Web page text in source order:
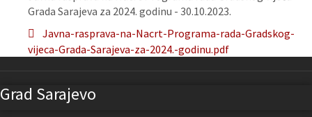
Grada Sarajeva za 2024. godinu - 30.10.2023.
Javna-rasprava-na-Nacrt-Programa-rada-Gradskog-
vijeca-Grada-Sarajeva-za-2024.-godinu.pdf
Grad Sarajevo